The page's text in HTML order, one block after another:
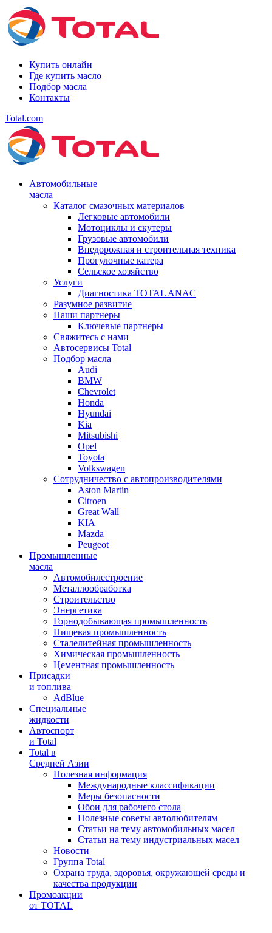
Купить онлайн
Где купить масло
Подбор масла
Контакты
Total.com
Автомобильные
масла
Каталог смазочных материалов
Легковые автомобили
Мотоциклы и скутеры
Грузовые автомобили
Внедорожная и строительная техника
Прогулочные катера
Сельское хозяйство
Услуги
Диагностика TOTAL ANAC
Разумное развитие
Наши партнеры
Ключевые партнеры
Свяжитесь с нами
Автосервисы Total
Подбор масла
Audi
BMW
Chevrolet
Honda
Hyundai
Kia
Mitsubishi
Opel
Toyota
Volkswagen
Сотрудничество с автопроизводителями
Aston Martin
Citroen
Great Wall
KIA
Mazda
Peugeot
Промышленные
масла
Автомобилестроение
Металлообработка
Строительство
Энергетика
Горнодобывающая промышленность
Пищевая промышленность
Сталелитейная промышленность
Химическая промышленность
Цементная промышленность
Присадки
и топлива
AdBlue
Специальные
жидкости
Автоспорт
и Total
Total в
Средней Азии
Полезная информация
Международные классификации
Меры безопасности
Обои для рабочего стола
Полезные советы автолюбителям
Статьи на тему автомобильных масел
Статьи на тему индустриальных масел
Новости
Группа Total
Охрана труда, здоровья, окружающей среды и
качества продукции
Промоакции
от TOTAL